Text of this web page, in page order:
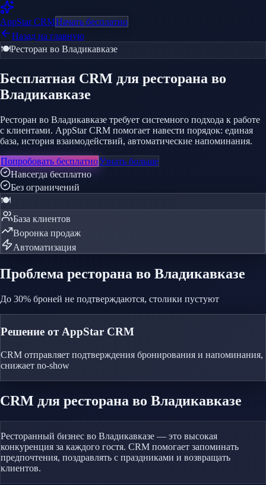
AppStarCRMНачать бесплатно
Назад на главную
🍽️Ресторан во Владикавказе
Бесплатная CRM для ресторана во
Владикавказе
Ресторан во Владикавказе требует системного подхода к работе
с клиентами. AppStar CRM помогает навести порядок: единая
база, история взаимодействий, автоматические напоминания.
Попробовать бесплатноУзнать больше
Навсегда бесплатно
Без ограничений
🍽️
База клиентов
Воронка продаж
Автоматизация
Проблема ресторана во Владикавказе
До 30% броней не подтверждаются, столики пустуют
Решение от AppStar CRM
CRM отправляет подтверждения бронирования и напоминания,
снижает no-show
CRM для ресторана во Владикавказе
Ресторанный бизнес во Владикавказе — это высокая
конкуренция за каждого гостя. CRM помогает запоминать
предпочтения, поздравлять с праздниками и возвращать
клиентов.